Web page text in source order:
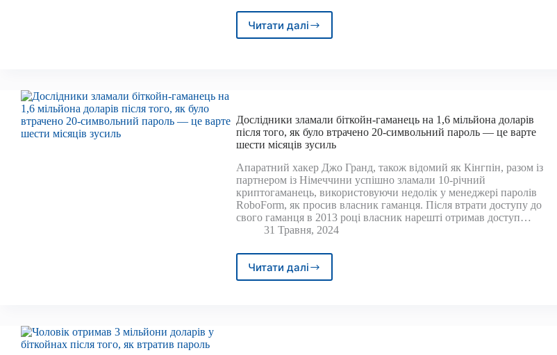
Читати даліШахрайство
RCMP
за
травень
Дослідники зламали біткойн-гаманець на 1,6 мільйона доларів
після того, як було втрачено 20-символьний пароль — це варте
шести місяців зусиль
Апаратний хакер Джо Гранд, також відомий як Кінгпін, разом із
партнером із Німеччини успішно зламали 10-річний
криптогаманець, використовуючи недолік у менеджері паролів
RoboForm, як просив власник гаманця. Після втрати доступу до
свого гаманця в 2013 році власник нарешті отримав доступ…
31 Травня, 2024
Читати даліДослідники